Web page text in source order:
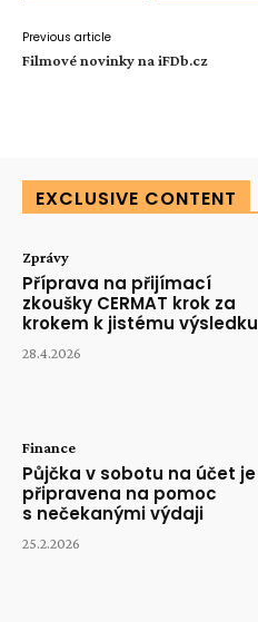
Previous article
Filmové novinky na iFDb.cz
EXCLUSIVE CONTENT
Zprávy
Příprava na přijímací
zkoušky CERMAT krok za
krokem k jistému výsledku
28.4.2026
Finance
Půjčka v sobotu na účet je
připravena na pomoc
s nečekanými výdaji
25.2.2026